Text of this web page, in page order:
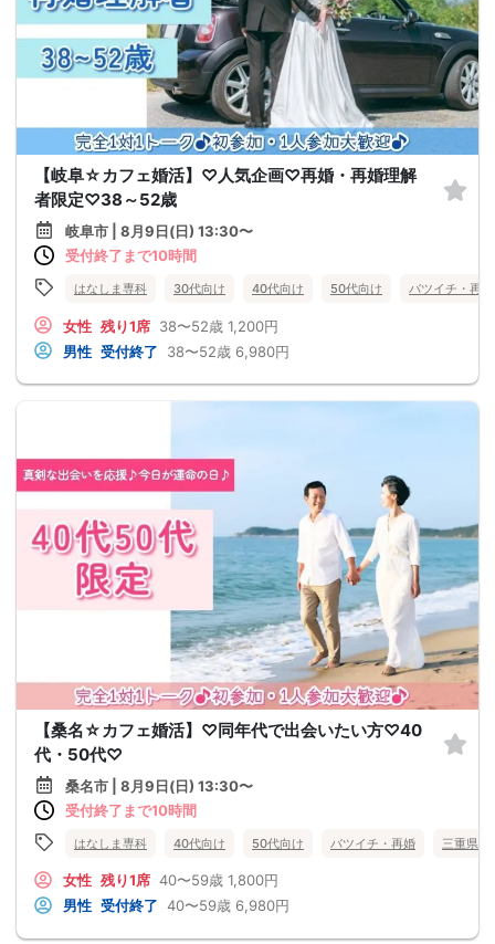
【岐阜☆カフェ婚活】♡人気企画♡再婚・再婚理解
者限定♡38～52歳
岐阜市 | 8月9日(日) 13:30〜
受付終了まで10時間
はなしま専科 30代向け 40代向け 50代向け バツイチ・再婚
女性 残り1席 38〜52歳 1,200円
男性 受付終了 38〜52歳 6,980円
【桑名☆カフェ婚活】♡同年代で出会いたい方♡40
代・50代♡
桑名市 | 8月9日(日) 13:30〜
受付終了まで10時間
はなしま専科 40代向け 50代向け バツイチ・再婚 三重県
女性 残り1席 40〜59歳 1,800円
男性 受付終了 40〜59歳 6,980円